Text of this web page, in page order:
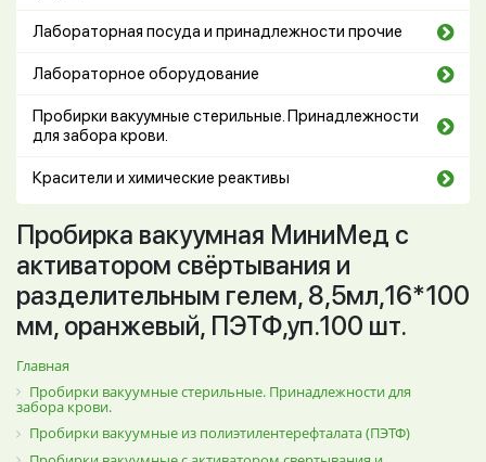
Лабораторная посуда и принадлежности прочие
Лабораторное оборудование
Пробирки вакуумные стерильные. Принадлежности
для забора крови.
Красители и химические реактивы
Пробирка вакуумная МиниМед с
активатором свёртывания и
разделительным гелем, 8,5мл,16*100
мм, оранжевый, ПЭТФ,уп.100 шт.
Главная
Пробирки вакуумные стерильные. Принадлежности для
забора крови.
Пробирки вакуумные из полиэтилентерефталата (ПЭТФ)